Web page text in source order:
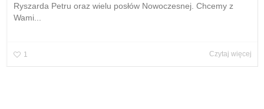
Ryszarda Petru oraz wielu posłów Nowoczesnej. Chcemy z
Wami...
1 Czytaj więcej